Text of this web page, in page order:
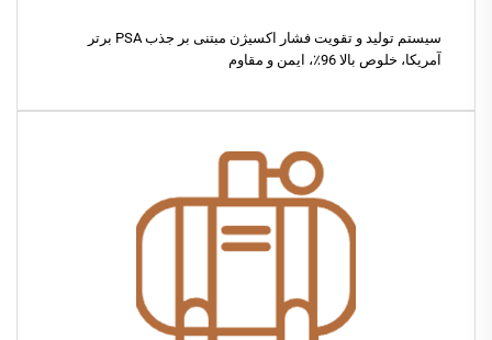
سیستم تولید و تقویت فشار اکسیژن مبتنی بر جذب PSA برتر
آمریکا، خلوص بالا 96٪، ایمن و مقاوم